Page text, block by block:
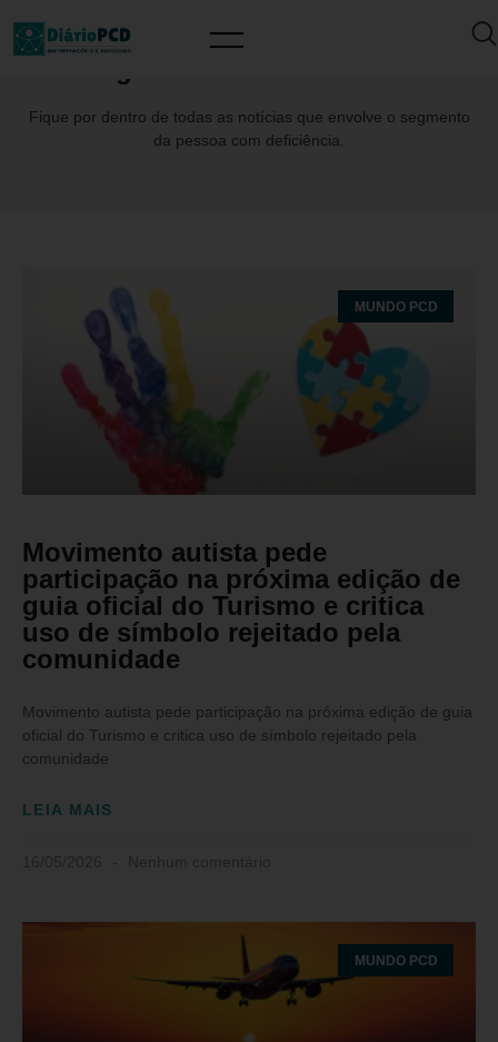
Fique por dentro de todas as notícias que envolve o segmento
da pessoa com deficiência.
MUNDO PCD
Movimento autista pede
participação na próxima edição de
guia oficial do Turismo e critica
uso de símbolo rejeitado pela
comunidade
Movimento autista pede participação na próxima edição de guia
oficial do Turismo e critica uso de símbolo rejeitado pela
comunidade
LEIA MAIS
MUNDO PCD